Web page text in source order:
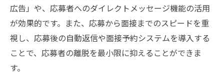
広告」や、応募者へのダイレクトメッセージ機能の活用
が効果的です。また、応募から面接までのスピードを重
視し、応募後の自動返信や面接予約システムを導入する
ことで、応募者の離脱を最小限に抑えることができま
す。